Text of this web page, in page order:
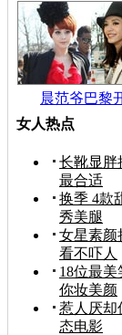
晨范爷巴黎
女人热点
长靴显胖
最合适
换季 4款
秀美腿
女星素颜
看不吓人
18位最美
你妆美颜
惹人厌却
态电影